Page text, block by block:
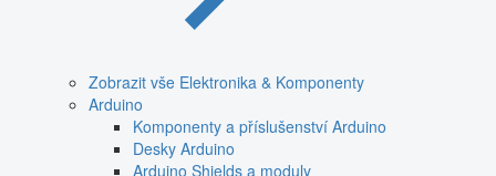
Zobrazit vše Elektronika & Komponenty
Arduino
Komponenty a příslušenství Arduino
Desky Arduino
Arduino Shields a moduly